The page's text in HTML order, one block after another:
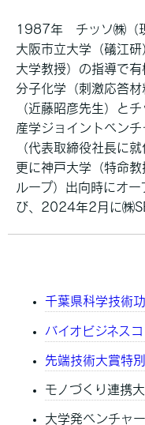
1987年 チッソ㈱（
大阪市立大学（礒江
大学教授）の指導で
分子化学（刺激応答
（近藤昭彦先生）と
産学ジョイントベン
（代表取締役社長に就
更に神戸大学（特命
ループ）出向時にオ
び、2024年2月に㈱
千葉県科学技術
バイオビジネス
先端技術大賞特
モノづくり連携
大学発ベンチャ